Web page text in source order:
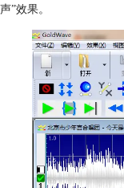
声”效果。